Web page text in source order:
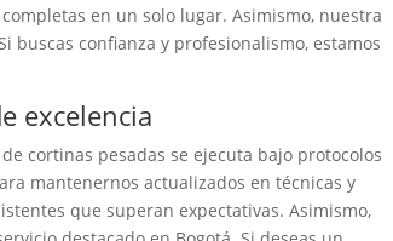
en un solo lugar. Asimismo, nuestra
buscas confianza y profesionalismo, estamos
excelencia
cortinas pesadas se ejecuta bajo protocolos
mantenernos actualizados en técnicas y
que superan expectativas. Asimismo,